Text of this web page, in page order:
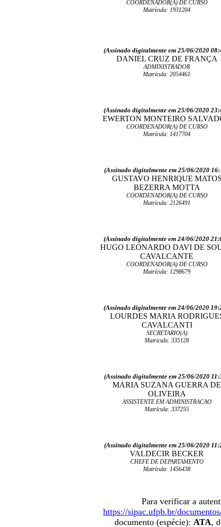
COORDENADOR(A) DE CURSO
Matrícula: 1931204
(Assinado digitalmente em 25/06/2020
DANIEL CRUZ DE FRANÇA
ADMINISTRADOR
Matrícula: 2054461
(Assinado digitalmente em 25/06/2020
EWERTON MONTEIRO
COORDENADOR(A) DE CURSO
Matrícula: 1417704
(Assinado digitalmente em 25/06/2020
GUSTAVO HENRIQUE
BEZERRA MOTTA
COORDENADOR(A) DE CURSO
Matrícula: 2126491
(Assinado digitalmente em 24/06/2020
HUGO LEONARDO DAVI DE
CAVALCANTE
COORDENADOR(A) DE CURSO
Matrícula: 1298679
(Assinado digitalmente em 24/06/2020
LOURDES MARIA
CAVALCANTI
SECRETARIO(A)
Matrícula: 335128
(Assinado digitalmente em 25/06/2020
MARIA SUZANA GUERRA DE
OLIVEIRA
ASSISTENTE EM ADMINISTRACAO
Matrícula: 337255
(Assinado digitalmente em 25/06/2020
VALDECIR BECKER
CHEFE DE DEPARTAMENTO
Matrícula: 1456438
Para verificar a
https://sipac.ufpb.br/
documento (espécie): ATA,